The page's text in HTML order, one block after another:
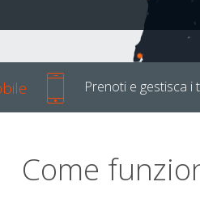
Prenoti e gestisca i
Come